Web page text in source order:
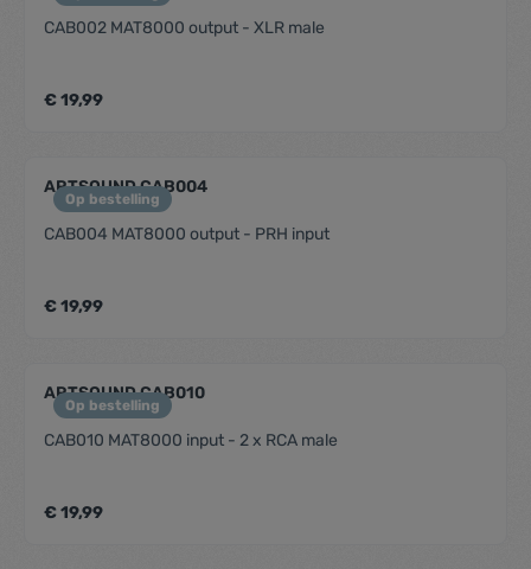
CAB002 MAT8000 output - XLR male
€ 19,99
Op bestelling
ARTSOUND CAB004
CAB004 MAT8000 output - PRH input
€ 19,99
Op bestelling
ARTSOUND CAB010
CAB010 MAT8000 input - 2 x RCA male
€ 19,99